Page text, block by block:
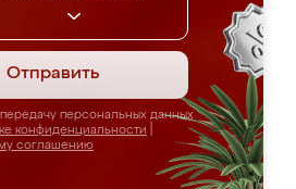
Отправить
персональных данных
конфиденциальности
соглашению